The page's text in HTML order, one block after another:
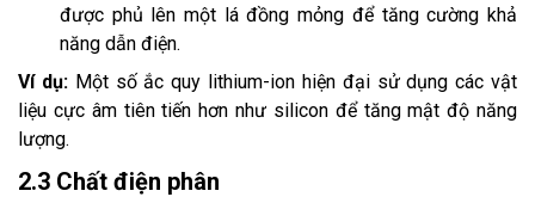
được phủ lên một lá đồng mỏng để tăng cường khả
năng dẫn điện.
Ví dụ: Một số ắc quy lithium-ion hiện đại sử dụng các vật
liệu cực âm tiên tiến hơn như silicon để tăng mật độ năng
lượng.
2.3 Chất điện phân